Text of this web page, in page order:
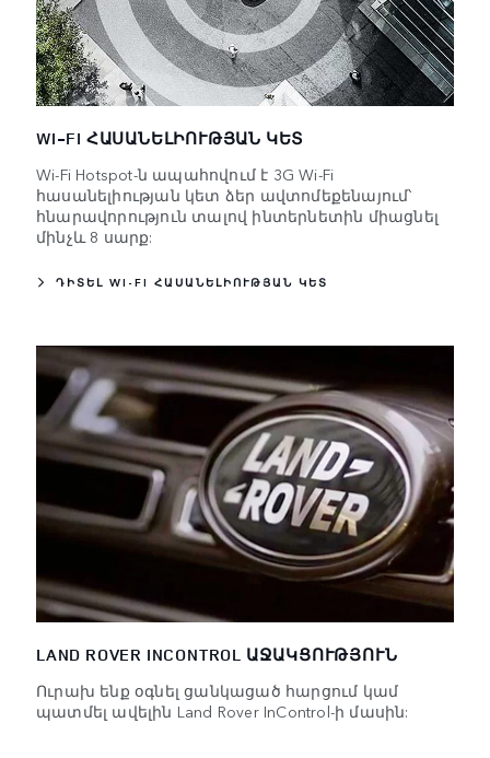
WI-FI ՀԱՍԱՆԵԼԻՈՒԹՅԱՆ ԿԵՏ
Wi-Fi Hotspot-ն ապահովում է 3G Wi-Fi
հասանելիության կետ ձեր ավտոմեքենայում՝
հնարավորություն տալով ինտերնետին միացնել
մինչև 8 սարք:
ԴԻՏԵԼ WI-FI ՀԱՍԱՆԵԼԻՈՒԹՅԱՆ ԿԵՏ
LAND ROVER INCONTROL ԱՋԱԿՑՈՒԹՅՈՒՆ
Ուրախ ենք օգնել ցանկացած հարցում կամ
պատմել ավելին Land Rover InControl-ի մասին: